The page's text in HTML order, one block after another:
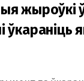
жыроўкі
ўкараніць